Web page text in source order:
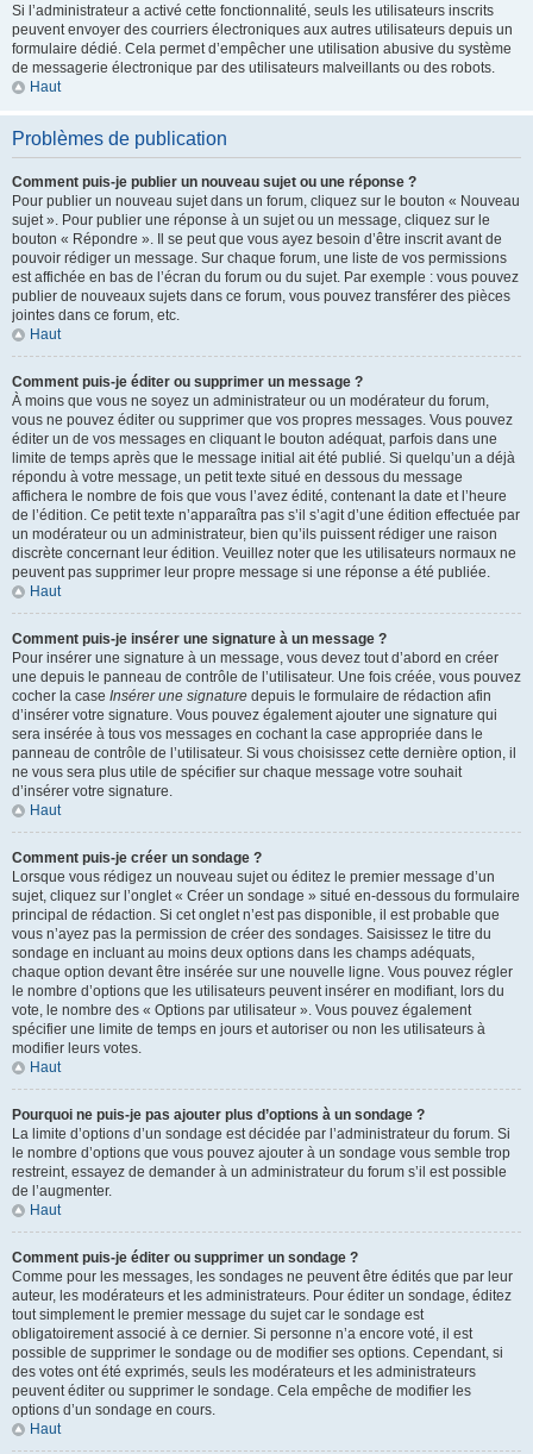
Si l’administrateur a activé cette fonctionnalité, seuls les utilisateurs inscrits
peuvent envoyer des courriers électroniques aux autres utilisateurs depuis un
formulaire dédié. Cela permet d’empêcher une utilisation abusive du système
de messagerie électronique par des utilisateurs malveillants ou des robots.
Haut
Problèmes de publication
Comment puis-je publier un nouveau sujet ou une réponse ?
Pour publier un nouveau sujet dans un forum, cliquez sur le bouton « Nouveau
sujet ». Pour publier une réponse à un sujet ou un message, cliquez sur le
bouton « Répondre ». Il se peut que vous ayez besoin d’être inscrit avant de
pouvoir rédiger un message. Sur chaque forum, une liste de vos permissions
est affichée en bas de l’écran du forum ou du sujet. Par exemple : vous pouvez
publier de nouveaux sujets dans ce forum, vous pouvez transférer des pièces
jointes dans ce forum, etc.
Haut
Comment puis-je éditer ou supprimer un message ?
À moins que vous ne soyez un administrateur ou un modérateur du forum,
vous ne pouvez éditer ou supprimer que vos propres messages. Vous pouvez
éditer un de vos messages en cliquant le bouton adéquat, parfois dans une
limite de temps après que le message initial ait été publié. Si quelqu’un a déjà
répondu à votre message, un petit texte situé en dessous du message
affichera le nombre de fois que vous l’avez édité, contenant la date et l’heure
de l’édition. Ce petit texte n’apparaîtra pas s’il s’agit d’une édition effectuée par
un modérateur ou un administrateur, bien qu’ils puissent rédiger une raison
discrète concernant leur édition. Veuillez noter que les utilisateurs normaux ne
peuvent pas supprimer leur propre message si une réponse a été publiée.
Haut
Comment puis-je insérer une signature à un message ?
Pour insérer une signature à un message, vous devez tout d’abord en créer
une depuis le panneau de contrôle de l’utilisateur. Une fois créée, vous pouvez
cocher la case Insérer une signature depuis le formulaire de rédaction afin
d’insérer votre signature. Vous pouvez également ajouter une signature qui
sera insérée à tous vos messages en cochant la case appropriée dans le
panneau de contrôle de l’utilisateur. Si vous choisissez cette dernière option, il
ne vous sera plus utile de spécifier sur chaque message votre souhait
d’insérer votre signature.
Haut
Comment puis-je créer un sondage ?
Lorsque vous rédigez un nouveau sujet ou éditez le premier message d’un
sujet, cliquez sur l’onglet « Créer un sondage » situé en-dessous du formulaire
principal de rédaction. Si cet onglet n’est pas disponible, il est probable que
vous n’ayez pas la permission de créer des sondages. Saisissez le titre du
sondage en incluant au moins deux options dans les champs adéquats,
chaque option devant être insérée sur une nouvelle ligne. Vous pouvez régler
le nombre d’options que les utilisateurs peuvent insérer en modifiant, lors du
vote, le nombre des « Options par utilisateur ». Vous pouvez également
spécifier une limite de temps en jours et autoriser ou non les utilisateurs à
modifier leurs votes.
Haut
Pourquoi ne puis-je pas ajouter plus d’options à un sondage ?
La limite d’options d’un sondage est décidée par l’administrateur du forum. Si
le nombre d’options que vous pouvez ajouter à un sondage vous semble trop
restreint, essayez de demander à un administrateur du forum s’il est possible
de l’augmenter.
Haut
Comment puis-je éditer ou supprimer un sondage ?
Comme pour les messages, les sondages ne peuvent être édités que par leur
auteur, les modérateurs et les administrateurs. Pour éditer un sondage, éditez
tout simplement le premier message du sujet car le sondage est
obligatoirement associé à ce dernier. Si personne n’a encore voté, il est
possible de supprimer le sondage ou de modifier ses options. Cependant, si
des votes ont été exprimés, seuls les modérateurs et les administrateurs
peuvent éditer ou supprimer le sondage. Cela empêche de modifier les
options d’un sondage en cours.
Haut